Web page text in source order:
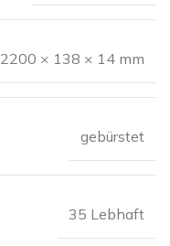
2200 × 138 × 14 mm
gebürstet
35 Lebhaft